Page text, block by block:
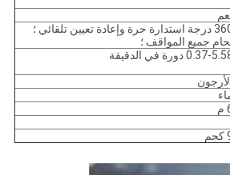
360 درجة استدارة حرة وإعادة تعيين تلقائي ؛
جميع المواقف ؛
5.58 دورة في الدقيقة